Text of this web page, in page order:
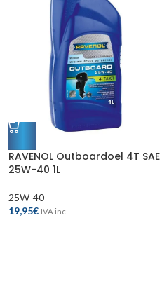
RAVENOL Outboardoel 4T SAE
25W-40 1L
25W-40
19,95€ IVA inc